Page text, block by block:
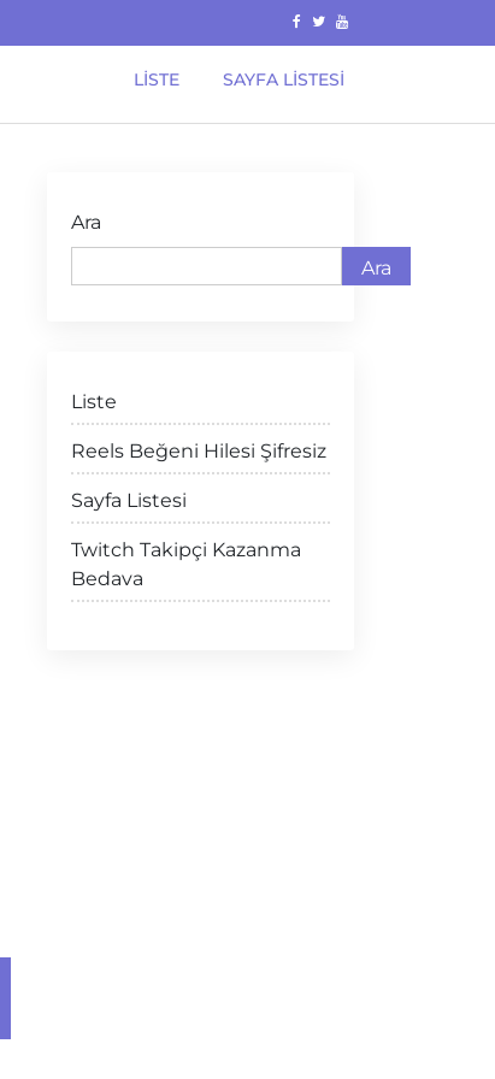
LISTE SAYFA LISTESI
Ara
Ara
Liste
Reels Beğeni Hilesi Şifresiz
Sayfa Listesi
Twitch Takipçi Kazanma
Bedava